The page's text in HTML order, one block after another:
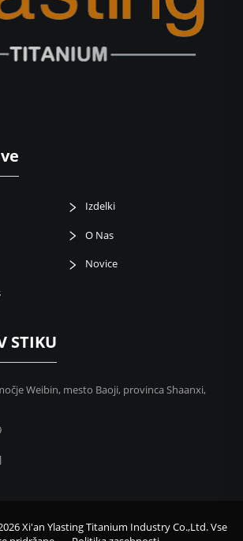
Izdelki
O Nas
Novice
STIKU
Weibin, mesto Baoji, provinca Shaanxi,
Xi'an Ylasting Titanium Industry Co.,Ltd. Vse